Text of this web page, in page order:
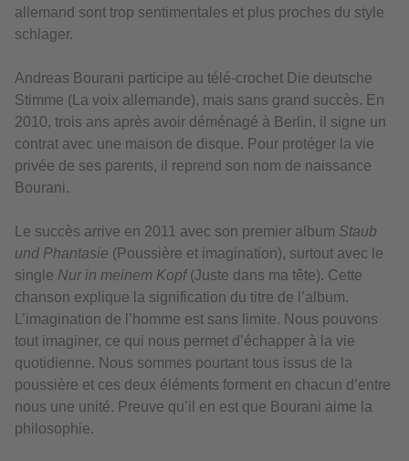
allemand sont trop sentimentales et plus proches du style
schlager.
Andreas Bourani participe au télé-crochet Die deutsche
Stimme (La voix allemande), mais sans grand succès. En
2010, trois ans après avoir déménagé à Berlin, il signe un
contrat avec une maison de disque. Pour protéger la vie
privée de ses parents, il reprend son nom de naissance
Bourani.
Le succès arrive en 2011 avec son premier album Staub
und Phantasie (Poussière et imagination), surtout avec le
single Nur in meinem Kopf(Juste dans ma tête). Cette
chanson explique la signification du titre de l’album.
L’imagination de l’homme est sans limite. Nous pouvons
tout imaginer, ce qui nous permet d’échapper à la vie
quotidienne. Nous sommes pourtant tous issus de la
poussière et ces deux éléments forment en chacun d’entre
nous une unité. Preuve qu’il en est que Bourani aime la
philosophie.